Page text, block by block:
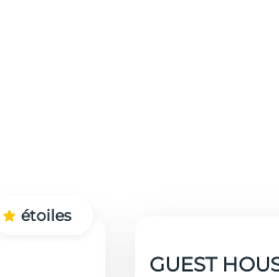
étoiles